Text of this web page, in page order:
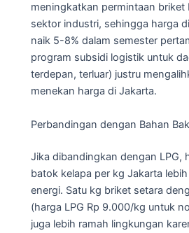
meningkatkan permintaan briket
sektor industri, sehingga harga
naik 5-8% dalam semester
program subsidi logistik untuk
terdepan, terluar) justru
menekan harga di Jakarta.
Perbandingan dengan Bahan
Jika dibandingkan dengan LPG,
batok kelapa per kg Jakarta
energi. Satu kg briket setara
(harga LPG Rp 9.000/kg untuk
juga lebih ramah lingkungan